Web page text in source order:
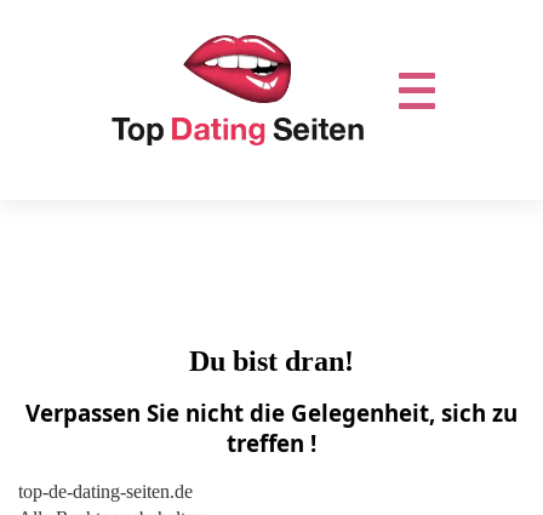
Du bist dran!
Verpassen Sie nicht die Gelegenheit, sich zu
treffen !
top-de-dating-seiten.de